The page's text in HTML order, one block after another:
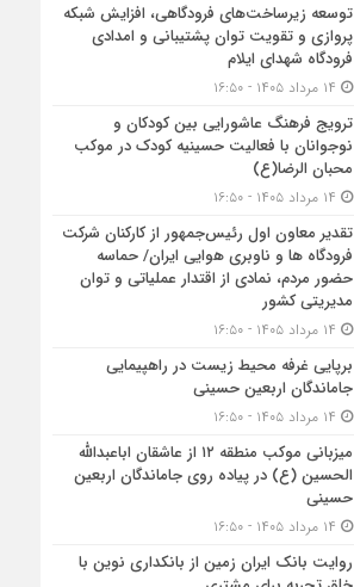
توسعه زیرساخت‌های فرودگاهی، افزایش شبکه
پروازی و تقویت توان پشتیبانی و امدادی
فرودگاه شهدای ایلام
ترویج فرهنگ عاشورایی بین کودکان و
نوجوانان با فعالیت حسینیه کودک در موکب
محبان الرضا(ع)
تقدیر معاون اول رئیس‌جمهور از کارکنان شرکت
فرودگاه ها و ناوبری هوایی ایران/ حماسه
حضور مردم، نمادی از اقتدار عملیاتی و توان
مدیریتی کشور
برپایی غرفه محیط زیست در راهپیمایی
جاماندگان اربعین حسینی
میزبانی موکب منطقه ۱۲ از عاشقان اباعبدالله
الحسین (ع) در پیاده روی جاماندگان اربعین
حسینی
روایت بانک ایران زمین از بانکداری نوین با